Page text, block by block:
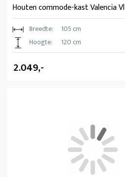
Houten commode-kast Valencia Vl
Breedte:
105 cm
Hoogte:
120 cm
2.049,-